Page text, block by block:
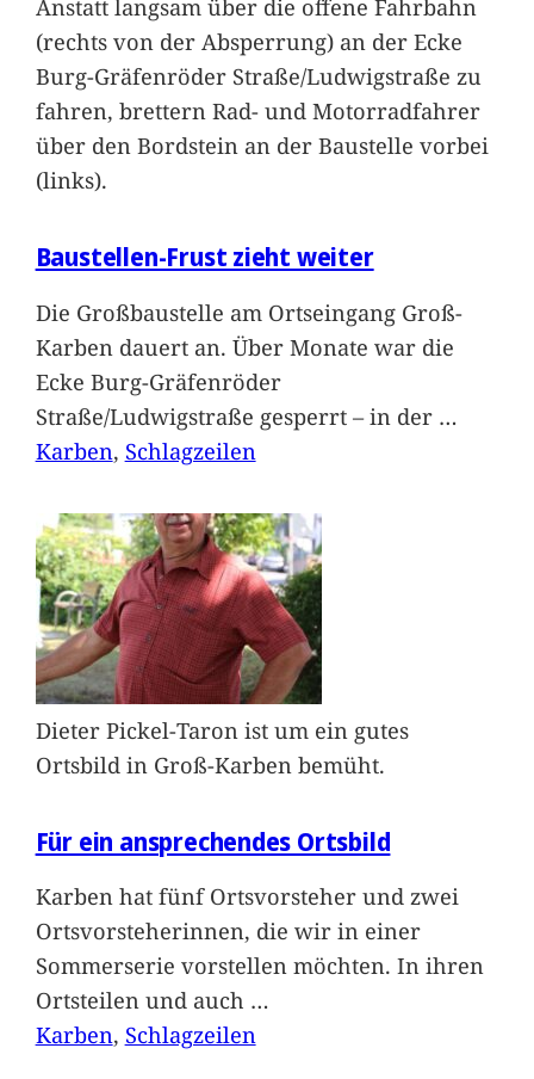
Anstatt langsam über die offene Fahrbahn
(rechts von der Absperrung) an der Ecke
Burg-Gräfenröder Straße/Ludwigstraße zu
fahren, brettern Rad- und Motorradfahrer
über den Bordstein an der Baustelle vorbei
(links).
Baustellen-Frust zieht weiter
Die Großbaustelle am Ortseingang Groß-
Karben dauert an. Über Monate war die
Ecke Burg-Gräfenröder
Straße/Ludwigstraße gesperrt – in der …
Karben, Schlagzeilen
Dieter Pickel-Taron ist um ein gutes
Ortsbild in Groß-Karben bemüht.
Für ein ansprechendes Ortsbild
Karben hat fünf Ortsvorsteher und zwei
Ortsvorsteherinnen, die wir in einer
Sommerserie vorstellen möchten. In ihren
Ortsteilen und auch …
Karben, Schlagzeilen